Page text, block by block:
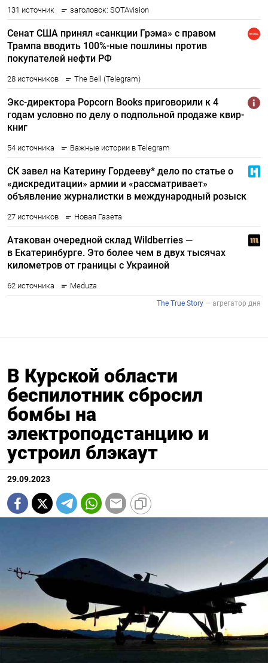
В Курской области
беспилотник сбросил
бомбы на
электроподстанцию и
устроил блэкаут
29.09.2023